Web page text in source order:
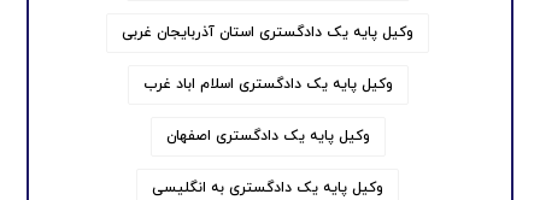
وکیل پایه یک دادگستری استان آذربایجان غربی
وکیل پایه یک دادگستری اسلام اباد غرب
وکیل پایه یک دادگستری اصفهان
وکیل پایه یک دادگستری به انگلیسی